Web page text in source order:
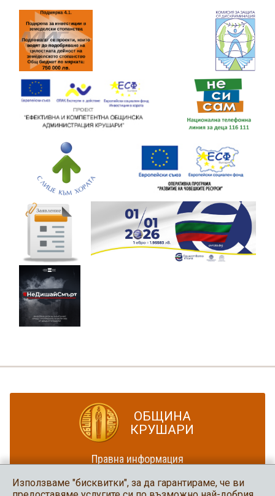
ОБЩИНА
КРУШАРИ
Правна информация
Карта на сайта
Използваме "бисквитки", за да гарантираме, че ви